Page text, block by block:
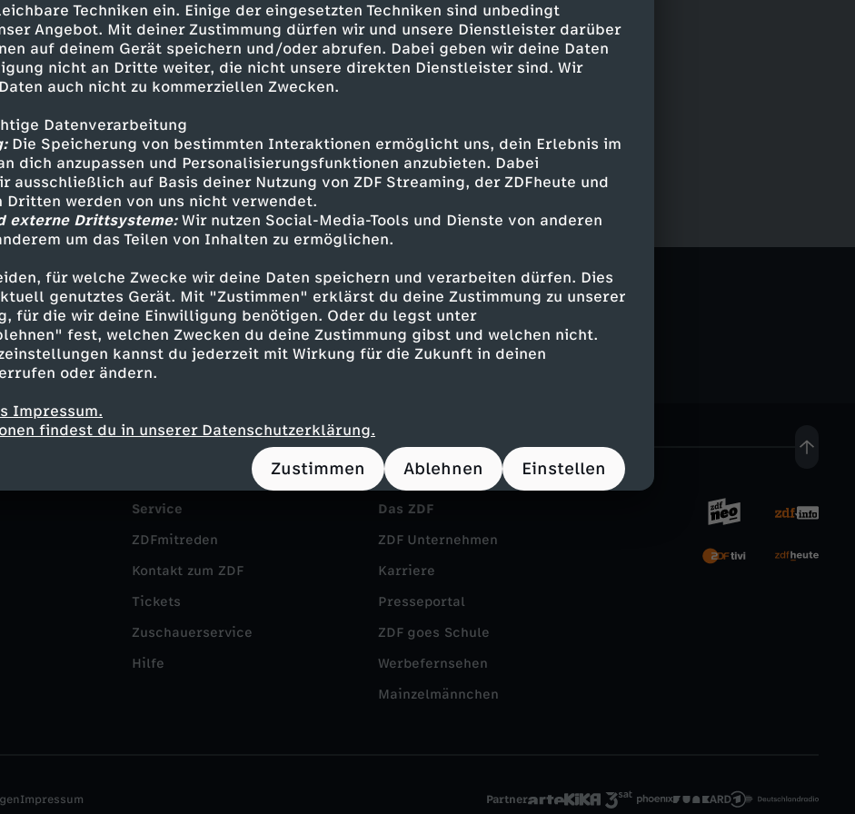
Techniken ein. Einige der eingesetzten Techniken sind unbedingt
Angebot. Mit deiner Zustimmung dürfen wir und unsere Dienstleister darüber
auf deinem Gerät speichern und/oder abrufen. Dabei geben wir deine Daten
nicht an Dritte weiter, die nicht unsere direkten Dienstleister sind. Wir
auch nicht zu kommerziellen Zwecken.
Datenverarbeitung
Die Speicherung von bestimmten Interaktionen ermöglicht uns, dein Erlebnis im
dich anzupassen und Personalisierungsfunktionen anzubieten. Dabei
ausschließlich auf Basis deiner Nutzung von ZDF Streaming, der ZDFheute und
Dritten werden von uns nicht verwendet.
externe Drittsysteme:Wir nutzen Social-Media-Tools und Dienste von anderen
um das Teilen von Inhalten zu ermöglichen.
für welche Zwecke wir deine Daten speichern und verarbeiten dürfen. Dies
genutztes Gerät. Mit "Zustimmen" erklärst du deine Zustimmung zu unserer
für die wir deine Einwilligung benötigen. Oder du legst unter
fest, welchen Zwecken du deine Zustimmung gibst und welchen nicht.
kannst du jederzeit mit Wirkung für die Zukunft in deinen
oder ändern.
Impressum.
findest du in unserer Datenschutzerklärung.
Zustimmen Ablehnen Einstellen
noch das Tempolimit
der freien Fahrt auf deutschen
Tempolimit hatte.
Inhalte entdecken
Explainer informativ
Untertitel
Geschichte
Service
ZDFmitreden
Kontakt zum ZDF
Tickets
Zuschauerservice
Hilfe
Das ZDF
ZDF Unternehmen
Karriere
Presseportal
ZDF goes Schule
Werbefernsehen
Mainzelmännchen
Partner
Impressum